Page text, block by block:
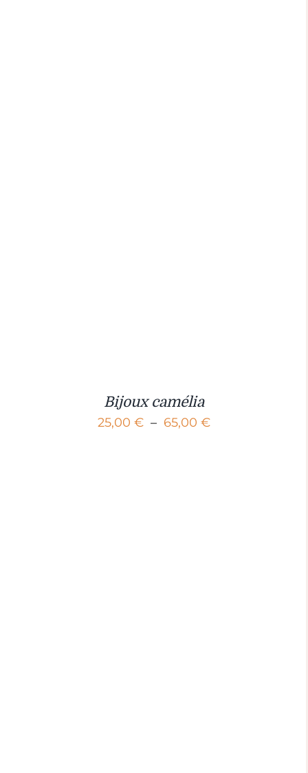
Bijoux camélia
25,00 € – 65,00 €Plage